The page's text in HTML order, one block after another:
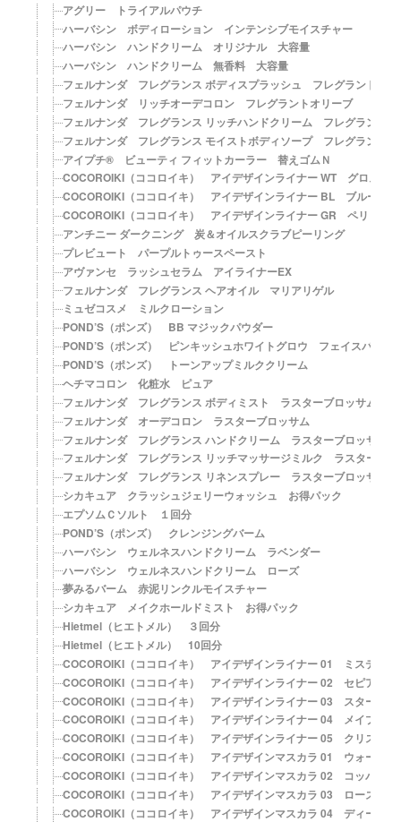
アグリー トライアルパウチ
ハーバシン ボディローション インテンシブモイスチャー
ハーバシン ハンドクリーム オリジナル 大容量
ハーバシン ハンドクリーム 無香料 大容量
フェルナンダ フレグランス ボディスプラッシュ フレグラントオリ
フェルナンダ リッチオーデコロン フレグラントオリーブ
フェルナンダ フレグランス リッチハンドクリーム フレグラントオ
フェルナンダ フレグランス モイストボディソープ フレグラントオ
アイプチ® ビューティ フィットカーラー 替えゴムＮ
COCOROIKI（ココロイキ） アイデザインライナー WT グロスホ
COCOROIKI（ココロイキ） アイデザインライナー BL ブルート
COCOROIKI（ココロイキ） アイデザインライナー GR ペリドッ
アンチニー ダークニング 炭＆オイルスクラブピーリング
プレビュート パープルトゥースペースト
アヴァンセ ラッシュセラム アイライナーEX
フェルナンダ フレグランス ヘアオイル マリアリゲル
ミュゼコスメ ミルクローション
POND’S（ポンズ） BB マジックパウダー
POND’S（ポンズ） ピンキッシュホワイトグロウ フェイスパウダ
POND’S（ポンズ） トーンアップミルククリーム
ヘチマコロン 化粧水 ピュア
フェルナンダ フレグランス ボディミスト ラスターブロッサム
フェルナンダ オーデコロン ラスターブロッサム
フェルナンダ フレグランス ハンドクリーム ラスターブロッサム
フェルナンダ フレグランス リッチマッサージミルク ラスターブロ
フェルナンダ フレグランス リネンスプレー ラスターブロッサム
シカキュア クラッシュジェリーウォッシュ お得パック
エプソムＣソルト １回分
POND’S（ポンズ） クレンジングバーム
ハーバシン ウェルネスハンドクリーム ラベンダー
ハーバシン ウェルネスハンドクリーム ローズ
夢みるバーム 赤泥リンクルモイスチャー
シカキュア メイクホールドミスト お得パック
Hietmel（ヒエトメル） ３回分
Hietmel（ヒエトメル） 10回分
COCOROIKI（ココロイキ） アイデザインライナー 01 ミスティー
COCOROIKI（ココロイキ） アイデザインライナー 02 セピアブロ
COCOROIKI（ココロイキ） アイデザインライナー 03 スターライ
COCOROIKI（ココロイキ） アイデザインライナー 04 メイプルロ
COCOROIKI（ココロイキ） アイデザインライナー 05 クリスタル
COCOROIKI（ココロイキ） アイデザインマスカラ 01 ウォームグ
COCOROIKI（ココロイキ） アイデザインマスカラ 02 コッパーブ
COCOROIKI（ココロイキ） アイデザインマスカラ 03 ローズゴー
COCOROIKI（ココロイキ） アイデザインマスカラ 04 ディープロ